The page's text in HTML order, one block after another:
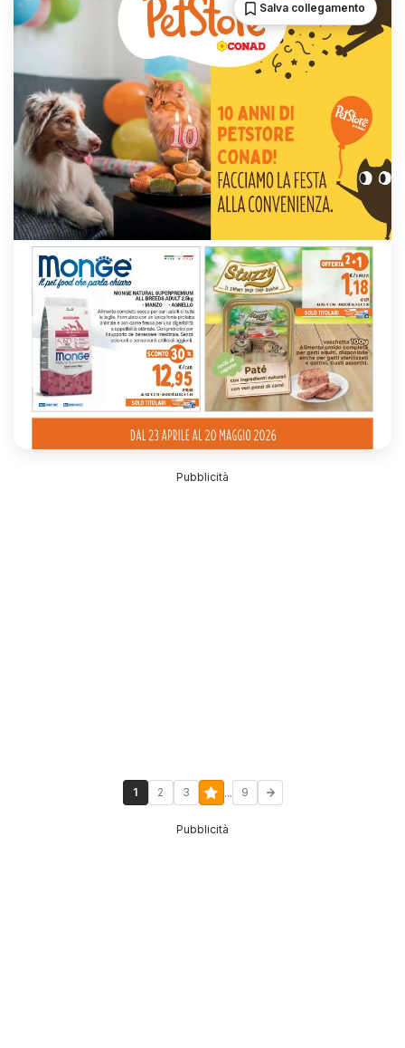
Salva collegamento
Pubblicità
1 2 3 ... 9
Pubblicità